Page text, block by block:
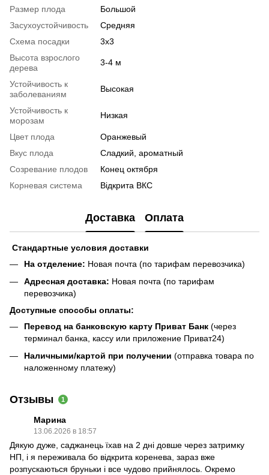
Размер плода
Большой
Засухоустойчивость
Средняя
Схема посадки
3х3
Высота взрослого
дерева
3-4 м
Устойчивость к
заболеваниям
Высокая
Устойчивость к
морозам
Низкая
Цвет плода
Оранжевый
Вкус плода
Сладкий, ароматный
Созревание плодов
Конец октября
Корневая система
Відкрита ВКС
Доставка Оплата
Стандартные условия доставки
На отделение: Новая почта (по тарифам перевозчика)
Адресная доставка: Новая почта (по тарифам
перевозчика)
Доступные способы оплаты:
Перевод на банковскую карту Приват Банк (через
терминал банка, кассу или приложение Приват24)
Наличными/картой при получении (отправка товара по
наложенному платежу)
Отзывы 1
Марина
13.06.2026 в 18:57
Дякую дуже, саджанець їхав на 2 дні довше через затримку
НП, і я переживала бо відкрита коренева, зараз вже
розпускаються бруньки і все чудово прийнялось. Окремо